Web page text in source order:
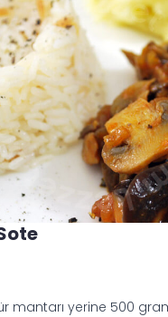
mantarı yerine 500